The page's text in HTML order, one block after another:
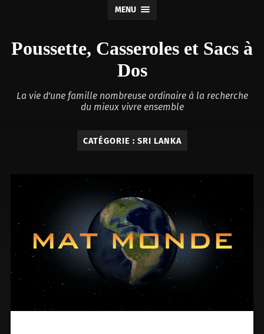
MENU
Poussette, Casseroles et Sacs à
Dos
La vie d'une famille nombreuse ordinaire à la recherche
du mieux vivre ensemble
CATÉGORIE : SRI LANKA